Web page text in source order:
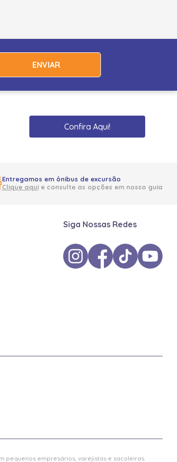
ENVIAR
Confira Aqui!
Entregamos em ônibus de excursão
Clique aquie consulte as opções em nosso guia
Siga Nossas Redes
pequenos empresários, varejistas e sacoleiras.